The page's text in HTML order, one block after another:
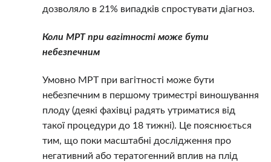
дозволяло в 21% випадків спростувати діагноз.
Коли МРТ при вагітності може бути
небезпечним
Умовно МРТ при вагітності може бути
небезпечним в першому триместрі виношування
плоду (деякі фахівці радять утриматися від
такої процедури до 18 тижні). Це пояснюється
тим, що поки масштабні дослідження про
негативний або тератогенний вплив на плід